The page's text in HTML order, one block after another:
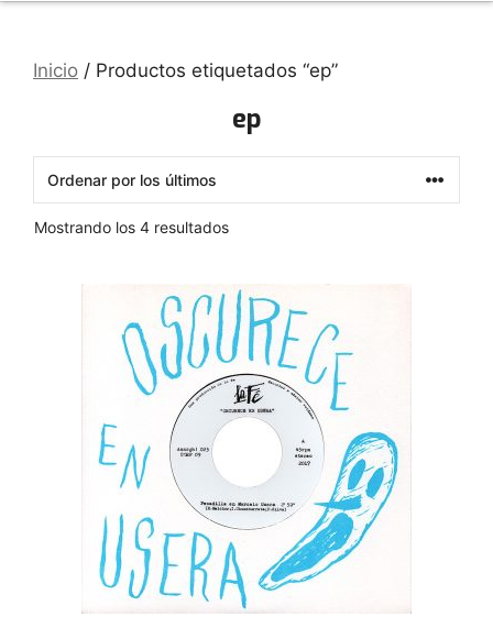
Inicio / Productos etiquetados “ep”
ep
Mostrando los 4 resultadosOrdenado
últimos